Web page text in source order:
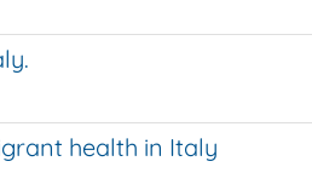
health in Italy